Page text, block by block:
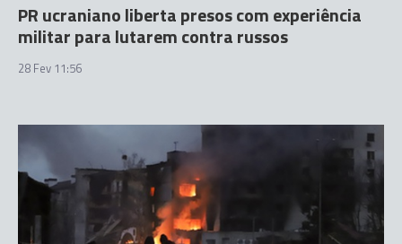
PR ucraniano liberta presos com experiência
militar para lutarem contra russos
28 Fev 11:56